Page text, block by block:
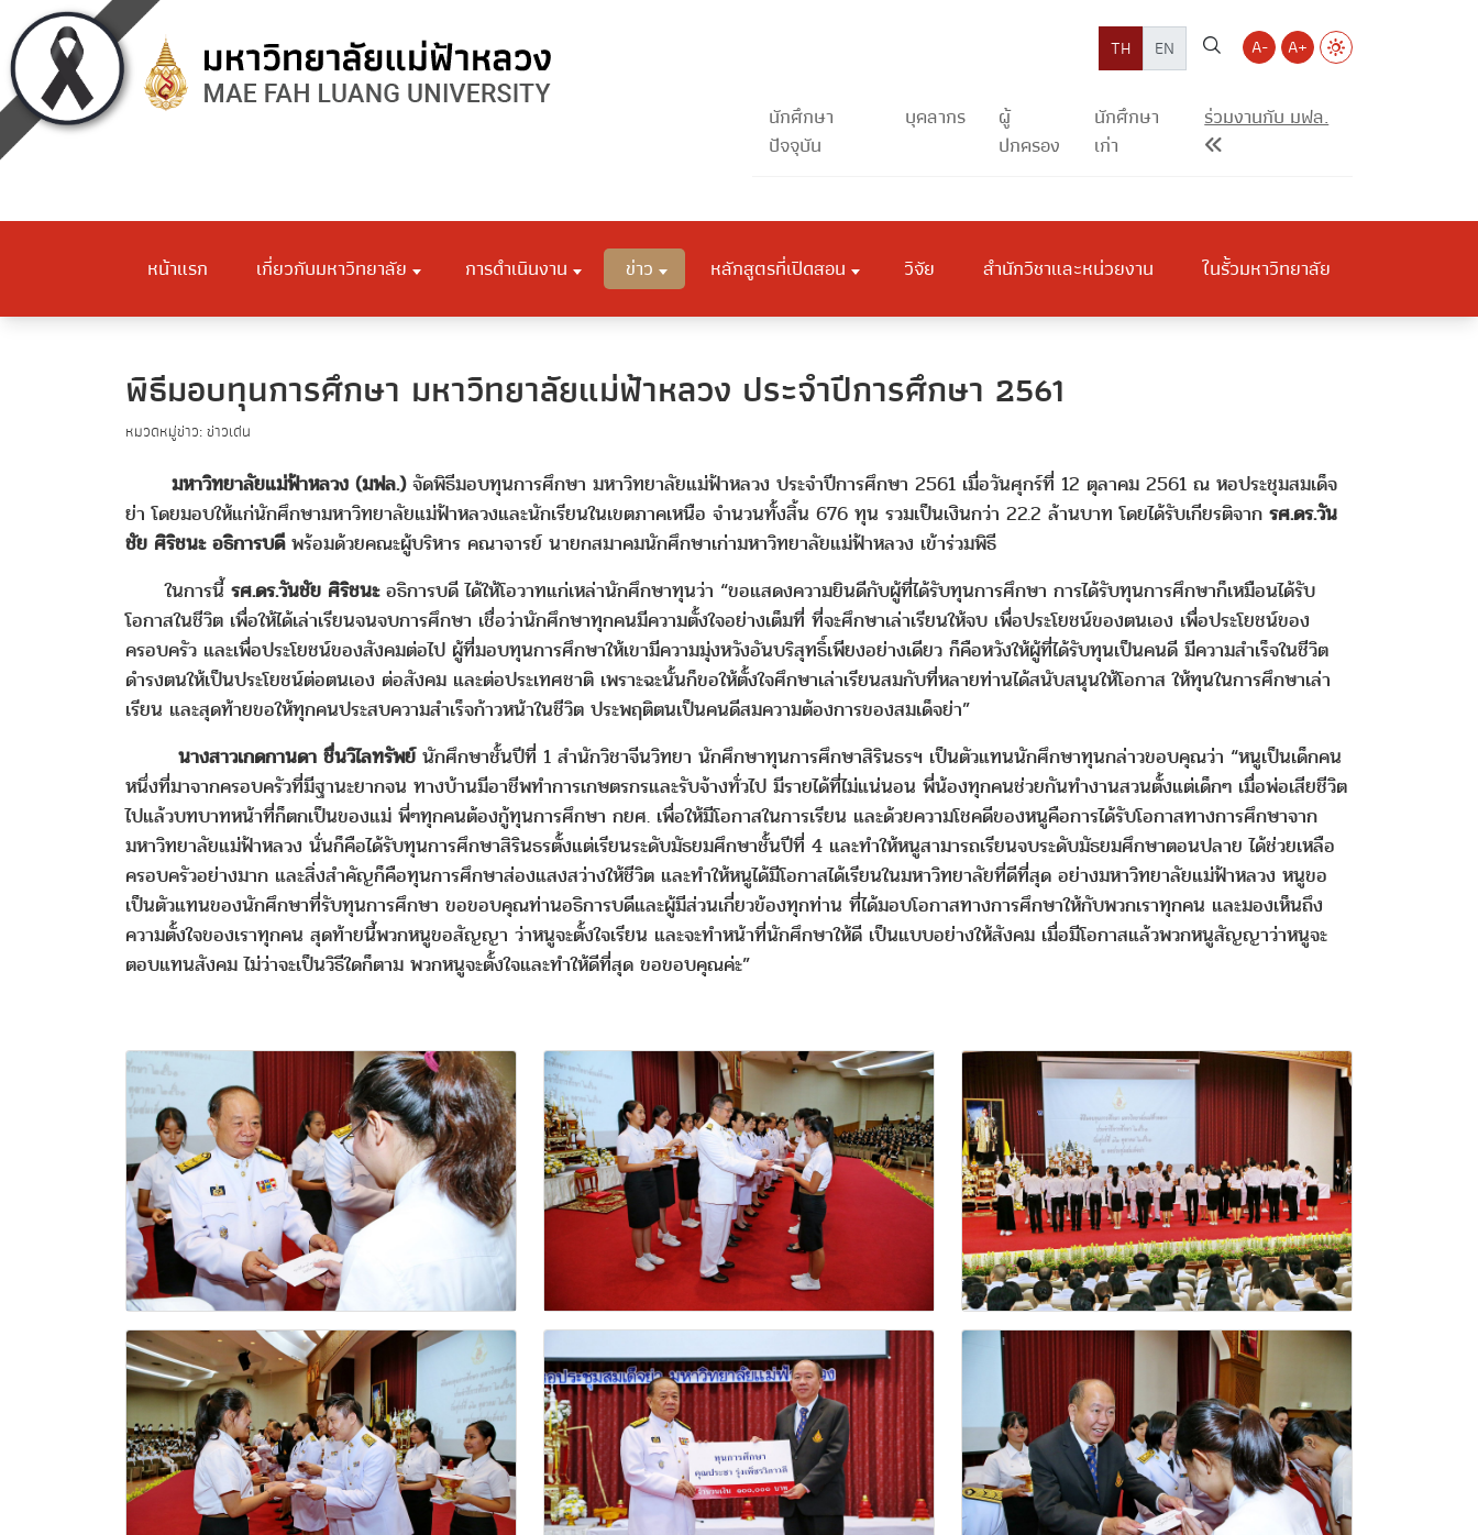
TH EN A- A+
นักศึกษา
ปัจจุบัน
บุคลากร
ผู้
ปกครอง
นักศึกษา
เก่า
ร่วมงานกับ มฟล.
หน้าแรก เกี่ยวกับมหาวิทยาลัย การดำเนินงาน ข่าว หลักสูตรที่เปิดสอน วิจัย สำนักวิชาและหน่วยงาน ในรั้วมหาวิทยาลัย
พิธีมอบทุนการศึกษา มหาวิทยาลัยแม่ฟ้าหลวง ประจำปีการศึกษา 2561
หมวดหมู่ข่าว: ข่าวเด่น
มหาวิทยาลัยแม่ฟ้าหลวง (มฟล.)จัดพิธีมอบทุนการศึกษา มหาวิทยาลัยแม่ฟ้าหลวง ประจำปีการศึกษา 2561 เมื่อวันศุกร์ที่ 12 ตุลาคม 2561 ณ หอประชุมสมเด็จ
ย่า โดยมอบให้แก่นักศึกษามหาวิทยาลัยแม่ฟ้าหลวงและนักเรียนในเขตภาคเหนือ จำนวนทั้งสิ้น 676 ทุน รวมเป็นเงินกว่า 22.2 ล้านบาท โดยได้รับเกียรติจาก รศ.ดร.วัน
ชัย ศิริชนะ อธิการบดีพร้อมด้วยคณะผู้บริหาร คณาจารย์ นายกสมาคมนักศึกษาเก่ามหาวิทยาลัยแม่ฟ้าหลวง เข้าร่วมพิธี
ในการนี้ รศ.ดร.วันชัย ศิริชนะอธิการบดี ได้ให้โอวาทแก่เหล่านักศึกษาทุนว่า “ขอแสดงความยินดีกับผู้ที่ได้รับทุนการศึกษา การได้รับทุนการศึกษาก็เหมือนได้รับ
โอกาสในชีวิต เพื่อให้ได้เล่าเรียนจนจบการศึกษา เชื่อว่านักศึกษาทุกคนมีความตั้งใจอย่างเต็มที่ ที่จะศึกษาเล่าเรียนให้จบ เพื่อประโยชน์ของตนเอง เพื่อประโยชน์ของ
ครอบครัว และเพื่อประโยชน์ของสังคมต่อไป ผู้ที่มอบทุนการศึกษาให้เขามีความมุ่งหวังอันบริสุทธิ์เพียงอย่างเดียว ก็คือหวังให้ผู้ที่ได้รับทุนเป็นคนดี มีความสำเร็จในชีวิต
ดำรงตนให้เป็นประโยชน์ต่อตนเอง ต่อสังคม และต่อประเทศชาติ เพราะฉะนั้นก็ขอให้ตั้งใจศึกษาเล่าเรียนสมกับที่หลายท่านได้สนับสนุนให้โอกาส ให้ทุนในการศึกษาเล่า
เรียน และสุดท้ายขอให้ทุกคนประสบความสำเร็จก้าวหน้าในชีวิต ประพฤติตนเป็นคนดีสมความต้องการของสมเด็จย่า”
นางสาวเกดกานดา ชื่นวิไลทรัพย์นักศึกษาชั้นปีที่ 1 สำนักวิชาจีนวิทยา นักศึกษาทุนการศึกษาสิรินธรฯ เป็นตัวแทนนักศึกษาทุนกล่าวขอบคุณว่า “หนูเป็นเด็กคน
หนึ่งที่มาจากครอบครัวที่มีฐานะยากจน ทางบ้านมีอาชีพทำการเกษตรกรและรับจ้างทั่วไป มีรายได้ที่ไม่แน่นอน พี่น้องทุกคนช่วยกันทำงานสวนตั้งแต่เด็กๆ เมื่อพ่อเสียชีวิต
ไปแล้วบทบาทหน้าที่ก็ตกเป็นของแม่ พี่ๆทุกคนต้องกู้ทุนการศึกษา กยศ. เพื่อให้มีโอกาสในการเรียน และด้วยความโชคดีของหนูคือการได้รับโอกาสทางการศึกษาจาก
มหาวิทยาลัยแม่ฟ้าหลวง นั่นก็คือได้รับทุนการศึกษาสิรินธรตั้งแต่เรียนระดับมัธยมศึกษาชั้นปีที่ 4 และทำให้หนูสามารถเรียนจบระดับมัธยมศึกษาตอนปลาย ได้ช่วยเหลือ
ครอบครัวอย่างมาก และสิ่งสำคัญก็คือทุนการศึกษาส่องแสงสว่างให้ชีวิต และทำให้หนูได้มีโอกาสได้เรียนในมหาวิทยาลัยที่ดีที่สุด อย่างมหาวิทยาลัยแม่ฟ้าหลวง หนูขอ
เป็นตัวแทนของนักศึกษาที่รับทุนการศึกษา ขอขอบคุณท่านอธิการบดีและผู้มีส่วนเกี่ยวข้องทุกท่าน ที่ได้มอบโอกาสทางการศึกษาให้กับพวกเราทุกคน และมองเห็นถึง
ความตั้งใจของเราทุกคน สุดท้ายนี้พวกหนูขอสัญญา ว่าหนูจะตั้งใจเรียน และจะทำหน้าที่นักศึกษาให้ดี เป็นแบบอย่างให้สังคม เมื่อมีโอกาสแล้วพวกหนูสัญญาว่าหนูจะ
ตอบแทนสังคม ไม่ว่าจะเป็นวิธีใดก็ตาม พวกหนูจะตั้งใจและทำให้ดีที่สุด ขอขอบคุณค่ะ”